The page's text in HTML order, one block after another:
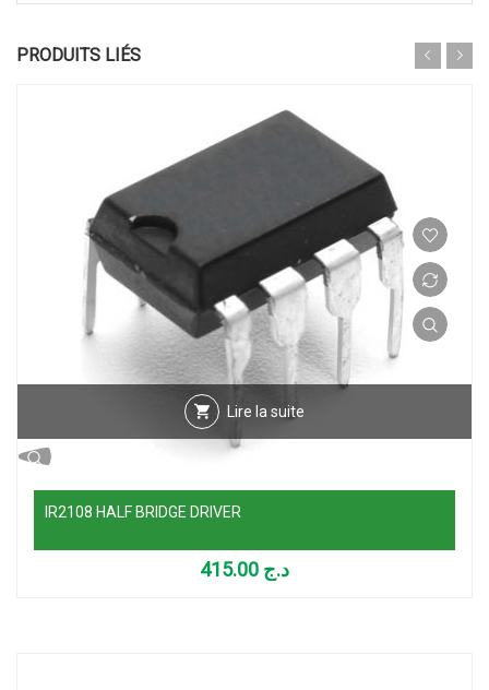
PRODUITS LIÉS
Lire la suite
IR2108 HALF BRIDGE DRIVER
د.ج